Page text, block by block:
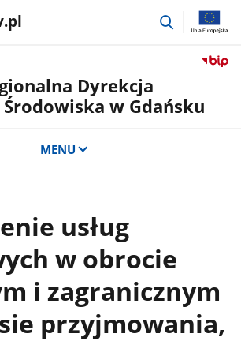
przejdź
Dyrekcja
w Gdańsku
MENU
usług
w obrocie
i zagranicznym
przyjmowania,